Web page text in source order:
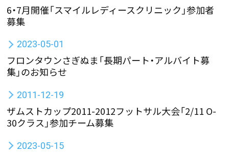
6・7月開催「スマイルレディースクリニック」参加者
募集
2023-05-01
フロンタウンさぎぬま「長期パート・アルバイト募
集」のお知らせ
2011-12-19
ザムストカップ2011-2012フットサル大会「2/11 O-
30クラス」参加チーム募集
2023-05-15